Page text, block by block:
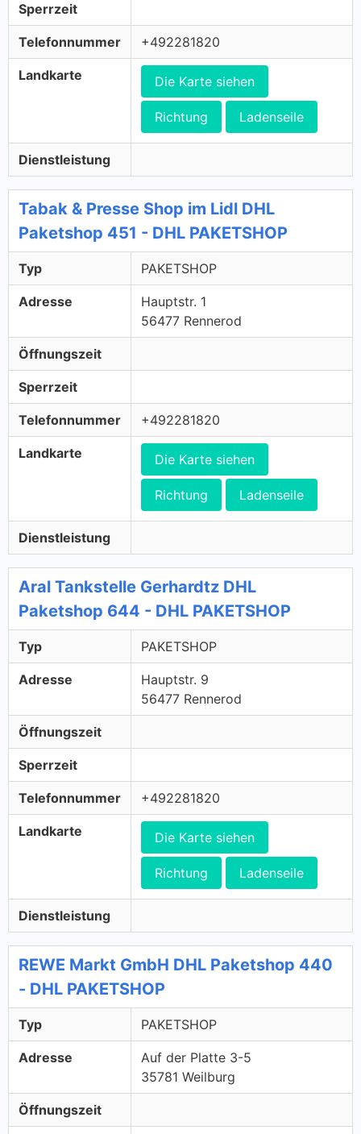
Sperrzeit
Telefonnummer +492281820
Landkarte Die Karte siehen
Richtung Ladenseile
Dienstleistung
Tabak & Presse Shop im Lidl DHL
Paketshop 451 - DHL PAKETSHOP
Typ PAKETSHOP
Adresse
Hauptstr. 1
56477 Rennerod
Öffnungszeit
Sperrzeit
Telefonnummer +492281820
Landkarte Die Karte siehen
Richtung Ladenseile
Dienstleistung
Aral Tankstelle Gerhardtz DHL
Paketshop 644 - DHL PAKETSHOP
Typ PAKETSHOP
Adresse
Hauptstr. 9
56477 Rennerod
Öffnungszeit
Sperrzeit
Telefonnummer +492281820
Landkarte Die Karte siehen
Richtung Ladenseile
Dienstleistung
REWE Markt GmbH DHL Paketshop 440
- DHL PAKETSHOP
Typ PAKETSHOP
Adresse
Auf der Platte 3-5
35781 Weilburg
Öffnungszeit